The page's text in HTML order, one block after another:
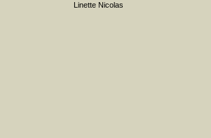
Linette Nicolas